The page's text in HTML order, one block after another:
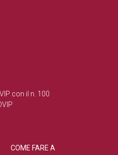
con il n. 100
COME FARE A